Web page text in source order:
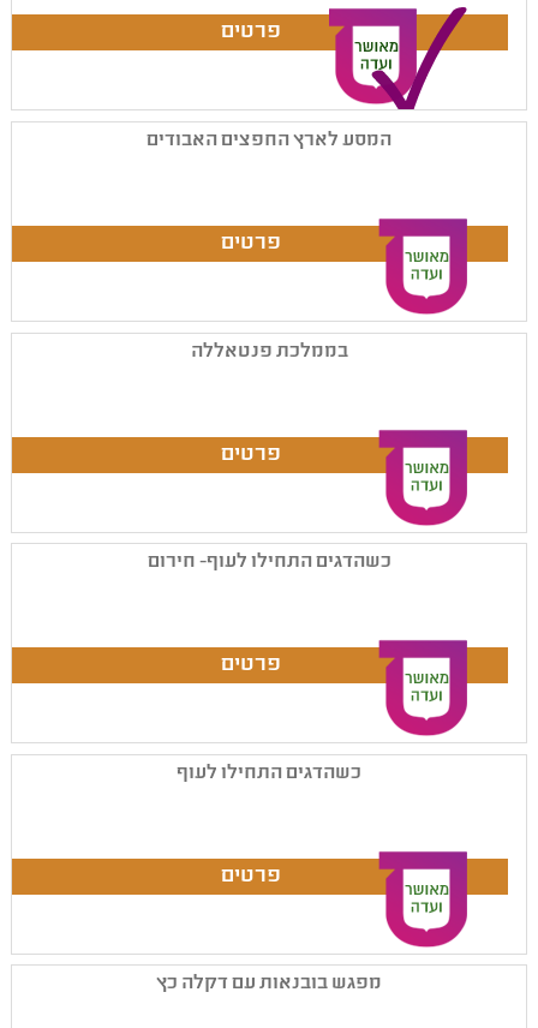
המסע לארץ החפצים האבודים
בממלכת פנטאללה
כשהדגים התחילו לעוף- חירום
כשהדגים התחילו לעוף
מפגש בובנאות עם דקלה כץ